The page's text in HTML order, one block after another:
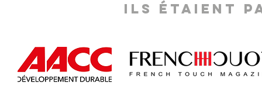
ILS ÉTAIENT